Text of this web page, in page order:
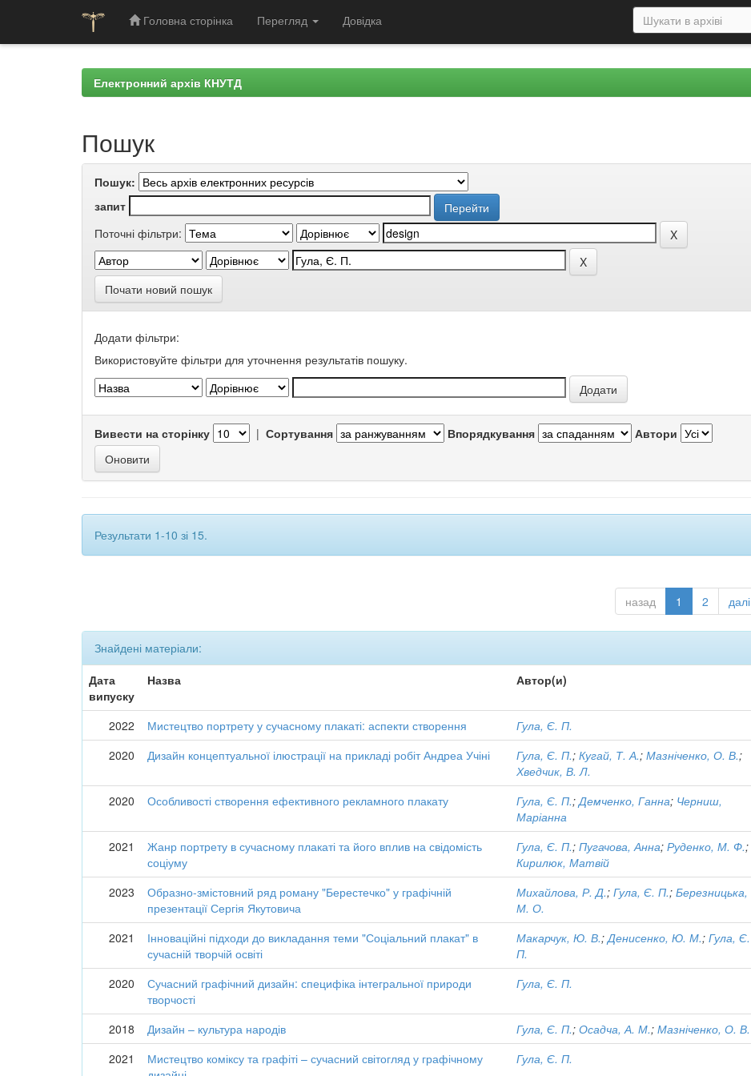
Головна сторінка Перегляд Довідка
Електронний архів КНУТД
Пошук
Пошук:
запит
Поточні фільтри:
Почати новий пошук
Додати фільтри:
Використовуйте фільтри для уточнення результатів пошуку.
Вивести на сторінку | Сортування Впорядкування Автори
Результати 1-10 зі 15.
назад 1 2 далі
Знайдені матеріали:
Дата
випуску
Назва Автор(и)
2022 Мистецтво портрету у сучасному плакаті: аспекти створення
Гула, Є. П.
2020
Дизайн концептуальної ілюстрації на прикладі робіт Андреа Учіні Гула, Є. П.;Кугай, Т. А.;Мазніченко, О. В.;
Хведчик, В. Л.
2020
Особливості створення ефективного рекламного плакату Гула, Є. П.;Демченко, Ганна; Черниш,
Маріанна
2021
Жанр портрету в сучасному плакаті та його вплив на свідомість
соціуму
Гула, Є. П.;Пугачова, Анна;Руденко, М. Ф.;
Кирилюк, Матвій
2023
Образно-змістовний ряд роману "Берестечко" у графічній
презентації Сергія Якутовича
Михайлова, Р. Д.;Гула, Є. П.;Березницька,
М. О.
2021
Інноваційні підходи до викладання теми "Соціальний плакат" в
сучасній творчій освіті
Макарчук, Ю. В.;Денисенко, Ю. М.;Гула, Є.
П.
2020
Сучасний графічний дизайн: специфіка інтегральної природи
творчості
Гула, Є. П.
2018 Дизайн – культура народів Гула, Є. П.;Осадча, А. М.;Мазніченко, О. В.
2021
Мистецтво коміксу та графіті – сучасний світогляд у графічному
Гула, Є. П.